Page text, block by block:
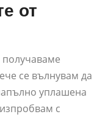
от
се вълнувам да
уплашена
с